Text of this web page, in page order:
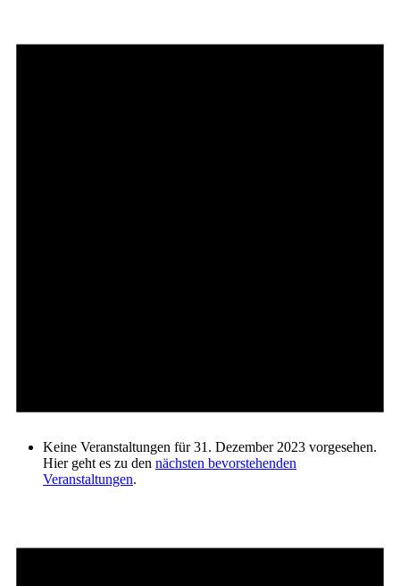
Keine Veranstaltungen für 31. Dezember 2023 vorgesehen.
Hier geht es zu den nächsten bevorstehenden
Veranstaltungen.